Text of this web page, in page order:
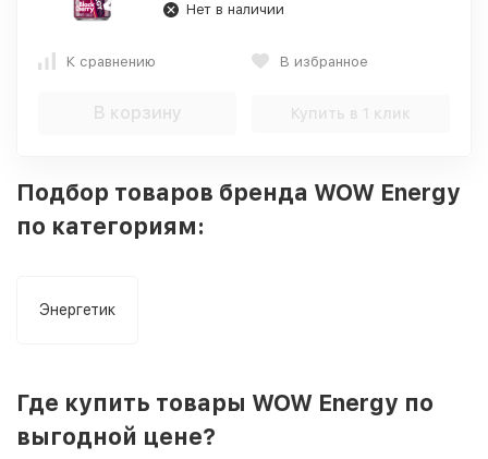
Нет в наличии
К сравнению В избранное
В корзину Купить в 1 клик
Подбор товаров бренда WOW Energy
по категориям:
Энергетик
Где купить товары WOW Energy по
выгодной цене?